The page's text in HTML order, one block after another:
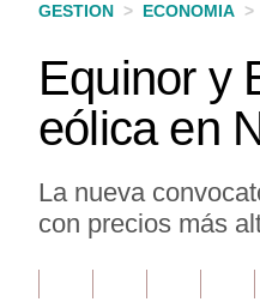
GESTION > ECONOMIA >
Equinor y
eólica en
La nueva
con precios más